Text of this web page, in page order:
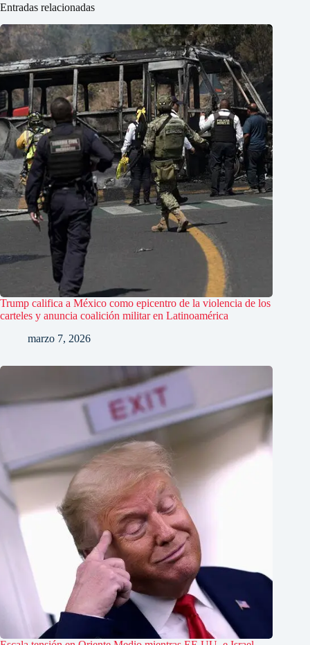
Entradas relacionadas
Trump califica a México como epicentro de la violencia de los
carteles y anuncia coalición militar en Latinoamérica
marzo 7, 2026